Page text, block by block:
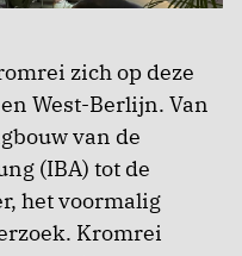
zich op deze
West-Berlijn. Van
van de
(IBA) tot de
het voormalig
Kromrei